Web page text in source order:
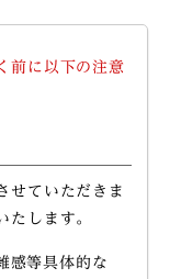
前に以下の注意
せていただきま
たします。
感等具体的な